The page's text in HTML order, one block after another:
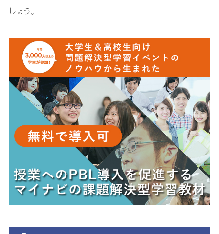
しょう。